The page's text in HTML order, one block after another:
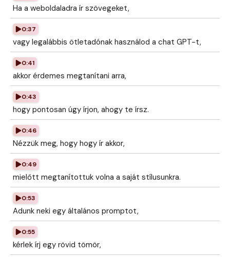
Ha a weboldaladra ír szövegeket,
0:37
vagy legalábbis ötletadónak használod a chat GPT-t,
0:41
akkor érdemes megtanítani arra,
0:43
hogy pontosan úgy írjon, ahogy te írsz.
0:46
Nézzük meg, hogy hogy ír akkor,
0:49
mielőtt megtanítottuk volna a saját stílusunkra.
0:53
Adunk neki egy általános promptot,
0:55
kérlek írj egy rövid tömör,